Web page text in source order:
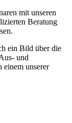
mit unseren
Beratung
ein Bild über die
und
einem unserer